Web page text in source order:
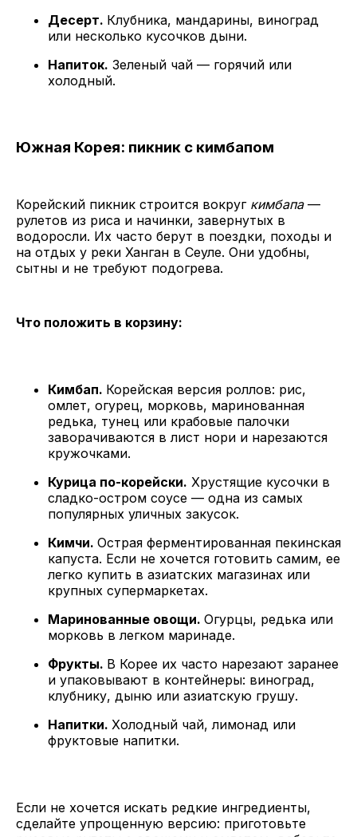
Десерт. Клубника, мандарины, виноград
или несколько кусочков дыни.
Напиток. Зеленый чай — горячий или
холодный.
Южная Корея: пикник с кимбапом
Корейский пикник строится вокруг кимбапа—
рулетов из риса и начинки, завернутых в
водоросли. Их часто берут в поездки, походы и
на отдых у реки Ханган в Сеуле. Они удобны,
сытны и не требуют подогрева.
Что положить в корзину:
Кимбап. Корейская версия роллов: рис,
омлет, огурец, морковь, маринованная
редька, тунец или крабовые палочки
заворачиваются в лист нори и нарезаются
кружочками.
Курица по-корейски. Хрустящие кусочки в
сладко-остром соусе — одна из самых
популярных уличных закусок.
Кимчи. Острая ферментированная пекинская
капуста. Если не хочется готовить самим, ее
легко купить в азиатских магазинах или
крупных супермаркетах.
Маринованные овощи. Огурцы, редька или
морковь в легком маринаде.
Фрукты. В Корее их часто нарезают заранее
и упаковывают в контейнеры: виноград,
клубнику, дыню или азиатскую грушу.
Напитки. Холодный чай, лимонад или
фруктовые напитки.
Если не хочется искать редкие ингредиенты,
сделайте упрощенную версию: приготовьте